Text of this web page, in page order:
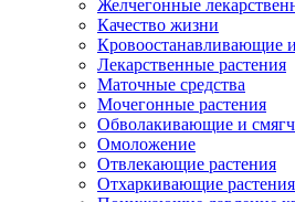
Желчегонные
Качество жизни
Кровоостанавливающие
Лекарственные растения
Маточные средства
Мочегонные растения
Обволакивающие и
Омоложение
Отвлекающие растения
Отхаркивающие растения